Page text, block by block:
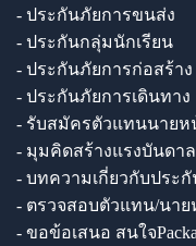
- ประกันภัยการขนส่ง
- ประกันกลุ่มนักเรียน
- ประกันภัยการก่อสร้าง
- ประกันภัยการเดินทาง
- รับสมัครตัวแทนนายห
- มุมคิดสร้างแรงบันดาล
- บทความเกี่ยวกับประ
- ตรวจสอบตัวแทน/นาย
- ขอข้อเสนอ สนใจ